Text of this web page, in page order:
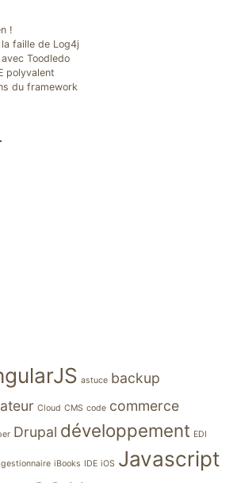
!
faille de Log4j
Toodledo
polyvalent
du framework
astuce backup
Cloud CMS code commerce
Drupal développement EDI
gestionnaire iBooks IDE iOS Javascript